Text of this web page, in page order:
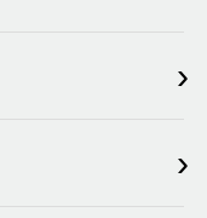
›
›